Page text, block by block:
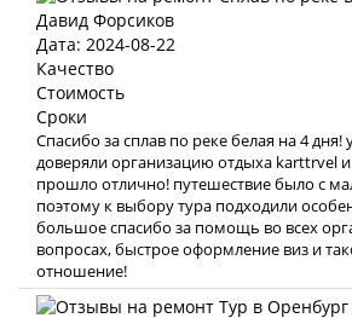
Давид Форсиков
Дата: 2024-08-22
Качество
Стоимость
Сроки
Спасибо за сплав по реке белая на 4
доверяли организацию отдыха karttrvel и
прошло отлично! путешествие было с
поэтому к выбору тура подходили
большое спасибо за помощь во всех
вопросах, быстрое оформление виз и
отношение!